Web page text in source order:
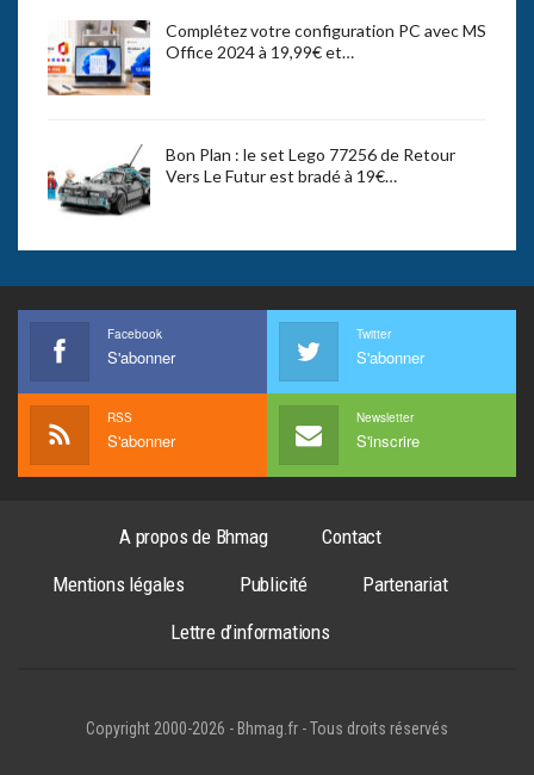
Complétez votre configuration PC avec MS
Office 2024 à 19,99€ et…
Bon Plan : le set Lego 77256 de Retour
Vers Le Futur est bradé à 19€…
Facebook
S'abonner
Twitter
S'abonner
RSS
S'abonner
Newsletter
S'inscrire
A propos de Bhmag
Contact
Mentions légales
Publicité
Partenariat
Lettre d’informations
Copyright 2000-2026 - Bhmag.fr - Tous droits réservés